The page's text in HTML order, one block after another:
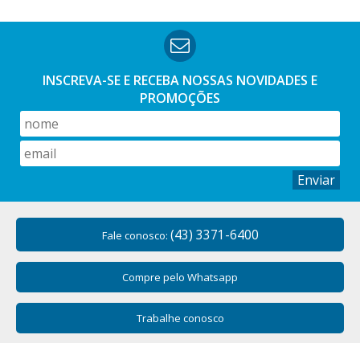
INSCREVA-SE E RECEBA NOSSAS NOVIDADES E
PROMOÇÕES
Enviar
Fale conosco: (43) 3371-6400
Compre pelo Whatsapp
Trabalhe conosco